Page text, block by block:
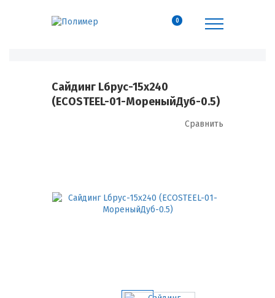
0
Сайдинг Lбрус-15х240
(ECOSTEEL-01-МореныйДуб-0.5)
Сравнить